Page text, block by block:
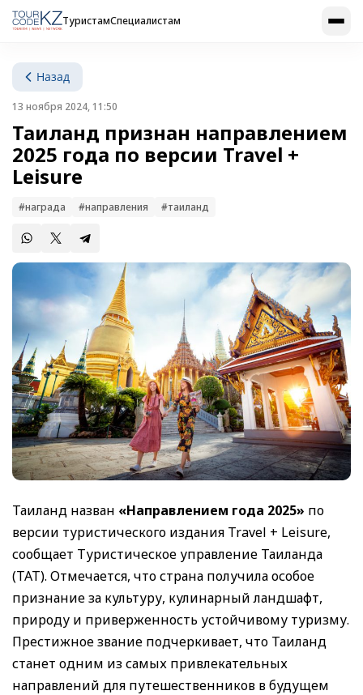
ТуристамСпециалистам
Назад
13 ноября 2024, 11:50
Таиланд признан направлением
2025 года по версии Travel +
Leisure
#награда #направления #таиланд
Таиланд назван «Направлением года 2025» по
версии туристического издания Travel + Leisure,
сообщает Туристическое управление Таиланда
(TAT). Отмечается, что страна получила особое
признание за культуру, кулинарный ландшафт,
природу и приверженность устойчивому туризму.
Престижное звание подчеркивает, что Таиланд
станет одним из самых привлекательных
направлений для путешественников в будущем